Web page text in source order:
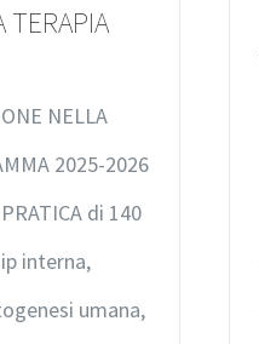
TERAPIA
NELLA
2025-2026
di 140
interna,
umana,